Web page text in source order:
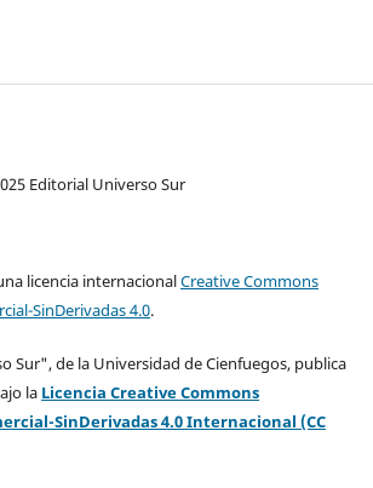
Editorial Universo Sur
licencia internacionalCreative Commons
SinDerivadas 4.0.
Sur", de la Universidad de Cienfuegos, publica
la Licencia Creative Commons
SinDerivadas 4.0 Internacional (CC